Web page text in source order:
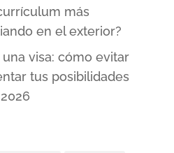
más
en el exterior?
visa: cómo evitar
tus posibilidades